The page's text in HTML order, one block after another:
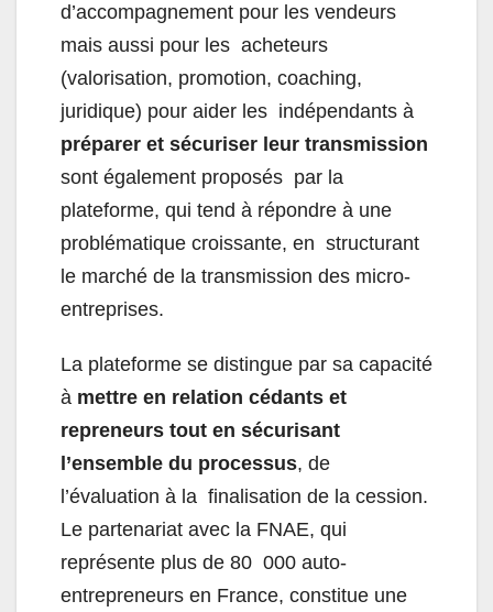
d’accompagnement pour les vendeurs
mais aussi pour les acheteurs
(valorisation, promotion, coaching,
juridique) pour aider les indépendants à
préparer et sécuriser leur transmission
sont également proposés par la
plateforme, qui tend à répondre à une
problématique croissante, en structurant
le marché de la transmission des micro-
entreprises.
La plateforme se distingue par sa capacité
à mettre en relation cédants et
repreneurs tout en sécurisant
l’ensemble du processus, de
l’évaluation à la finalisation de la cession.
Le partenariat avec la FNAE, qui
représente plus de 80 000 auto-
entrepreneurs en France, constitue une